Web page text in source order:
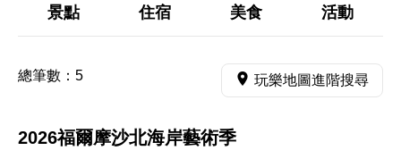
景點 住宿 美食 活動
總筆數： 5 玩樂地圖進階搜尋
2026福爾摩沙北海岸藝術季